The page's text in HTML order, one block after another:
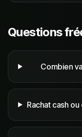
Questions
Combien
Rachat cash